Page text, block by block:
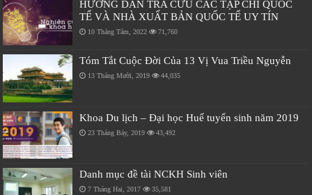
HƯỚNG DẪN TRA CỨU CÁC TẠP CHÍ QUỐC
TẾ VÀ NHÀ XUẤT BẢN QUỐC TẾ UY TÍN
10 Tháng Tám, 2022 71,760
Tóm Tắt Cuộc Đời Của 13 Vị Vua Triều Nguyễn
13 Tháng Mười, 2019 44,035
Khoa Du lịch – Đại học Huế tuyển sinh năm 2019
23 Tháng Bảy, 2019 43,492
Danh mục đề tài NCKH Sinh viên
7 Tháng Hai, 2017 35,581